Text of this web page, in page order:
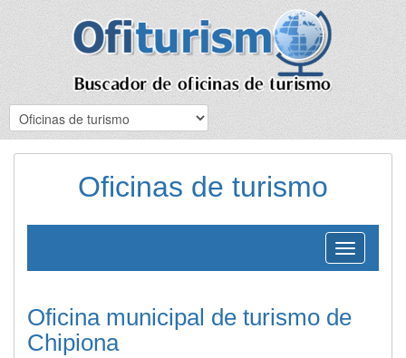
Oficinas de turismo
Toggle
navigation
Oficina municipal de turismo de
Chipiona